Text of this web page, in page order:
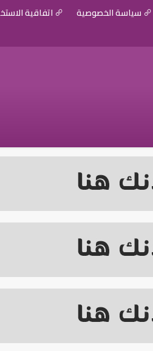
سياسة الخصوصية اتفاقية